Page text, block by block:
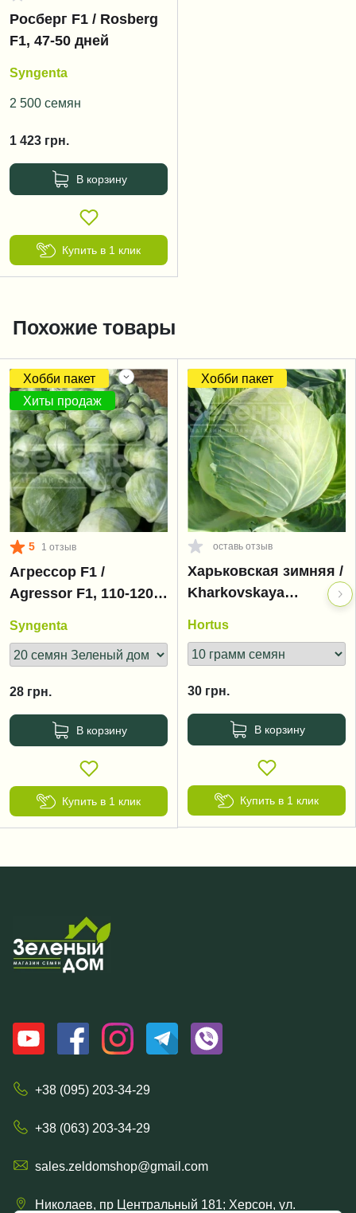
Росберг F1 / Rosberg
F1, 47-50 дней
Syngenta
2 500 семян
1 423 грн.
В корзину
Купить в 1 клик
Похожие товары
Хобби пакет
Хиты продаж
5 1 отзыв
Агрессор F1 /
Agressor F1, 110-120
Syngenta
28 грн.
В корзину
Купить в 1 клик
Хобби пакет
оставь отзыв
Харьковская зимняя /
Kharkovskaya
Hortus
30 грн.
В корзину
Купить в 1 клик
+38 (095) 203-34-29
+38 (063) 203-34-29
sales.zeldomshop@gmail.com
Николаев, пр Центральный 181; Херсон, ул.